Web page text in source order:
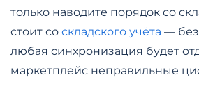
только наводите порядок со
стоит со складского учёта — без
любая синхронизация будет
маркетплейс неправильные